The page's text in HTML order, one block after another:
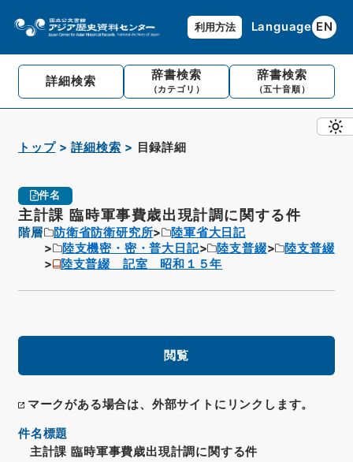
利用方法 Language EN
詳細検索 辞書検索
（カテゴリ）
辞書検索
（五十音順）
トップ 詳細検索 目録詳細
件名
主計課 臨時軍事費歳出現計調に関する件
階層 防衛省防衛研究所
陸軍省大日記
陸支機密・密・普大日記
陸支普綴
陸支普綴
陸支普綴 記室 昭和１５年
閲覧
マークがある場合は、外部サイトにリンクします。
件名標題
主計課 臨時軍事費歳出現計調に関する件